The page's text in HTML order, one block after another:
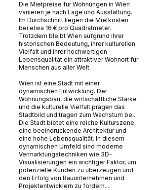
Die Mietpreise für Wohnungen in Wien
variieren je nach Lage und Ausstattung.
Im Durchschnitt liegen die Mietkosten
bei etwa 16 € pro Quadratmeter.
Trotzdem bleibt Wien aufgrund ihrer
historischen Bedeutung, ihrer kulturellen
Vielfalt und ihrer hochwertigen
Lebensqualität ein attraktiver Wohnort für
Menschen aus aller Welt.
Wien ist eine Stadt mit einer
dynamischen Entwicklung. Der
Wohnungsbau, die wirtschaftliche Stärke
und die kulturelle Vielfalt prägen das
Stadtbild und tragen zum Wachstum bei.
Die Stadt bietet eine reiche Kulturszene,
eine beeindruckende Architektur und
eine hohe Lebensqualität. In diesem
dynamischen Umfeld sind moderne
Vermarktungstechniken wie 3D-
Visualisierungen ein wichtiger Faktor, um
potenzielle Kunden zu überzeugen und
den Erfolg von Bauunternehmen und
Projektentwicklern zu fördern....